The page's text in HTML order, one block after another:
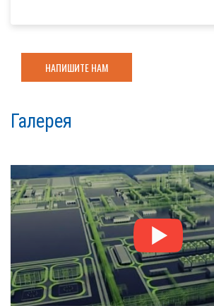
НАПИШИТЕ НАМ
Галерея